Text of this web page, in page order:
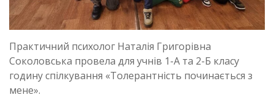
Практичний психолог Наталія Григорівна
Соколовська провела для учнів 1-А та 2-Б класу
годину спілкування «Толерантність починається з
мене».